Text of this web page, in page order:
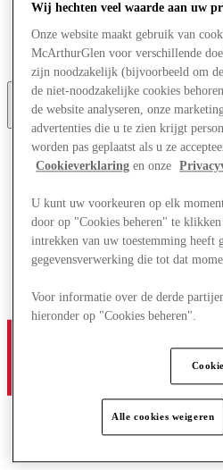
Wat is er aan
Eet & Drink
Cadeaubonnen
Diensten
Wij hechten veel waarde aan uw
Onze website maakt gebruik van
McArthurGlen voor verschillende
zijn noodzakelijk (bijvoorbeeld om
de niet-noodzakelijke cookies
de website analyseren, onze
advertenties die u te zien krijgt
worden pas geplaatst als u ze
Cookieverklaring en onze
U kunt uw voorkeuren op elk
door op "Cookies beheren" te
intrekken van uw toestemming heeft
gegevensverwerking die tot dat
Voor informatie over de derde
hieronder op "Cookies beheren".
Alle cookies weigeren